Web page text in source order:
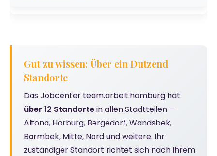
Gut zu wissen: Über ein Dutzend
Standorte
Das Jobcenter team.arbeit.hamburg hat
über 12 Standortein allen Stadtteilen —
Altona, Harburg, Bergedorf, Wandsbek,
Barmbek, Mitte, Nord und weitere. Ihr
zuständiger Standort richtet sich nach Ihrem